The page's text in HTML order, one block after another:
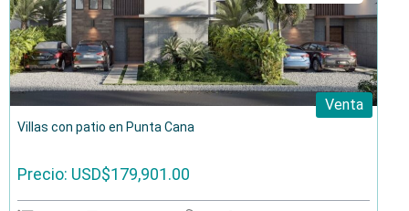
Venta
Villas con patio en Punta Cana
Precio: USD$179,901.00